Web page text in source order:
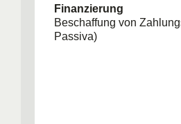
Finanzierung
Beschaffung von
Passiva)